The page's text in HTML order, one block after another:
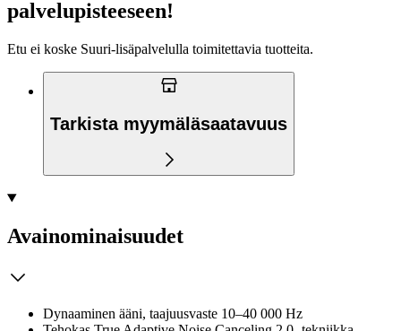
palvelupisteeseen!
Etu ei koske Suuri‑lisäpalvelulla toimitettavia tuotteita.
Tarkista myymäläsaatavuus
Avainominaisuudet
Dynaaminen ääni, taajuusvaste 10–40 000 Hz